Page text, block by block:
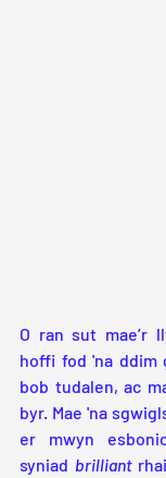
O ran sut mae’r
hoffi fod 'na ddim
bob tudalen, ac
byr. Mae 'na
er mwyn
syniad brilliant